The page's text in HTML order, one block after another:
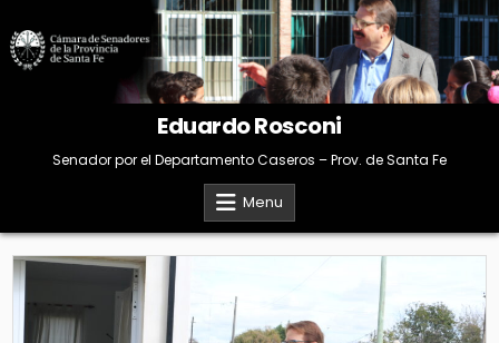
to
content
Eduardo Rosconi
Senador por el Departamento Caseros – Prov. de Santa Fe
Menu